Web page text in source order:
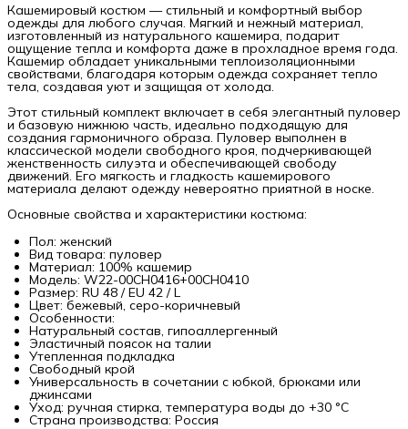
Кашемировый костюм — стильный и комфортный выбор
одежды для любого случая. Мягкий и нежный материал,
изготовленный из натурального кашемира, подарит
ощущение тепла и комфорта даже в прохладное время года.
Кашемир обладает уникальными теплоизоляционными
свойствами, благодаря которым одежда сохраняет тепло
тела, создавая уют и защищая от холода.
Этот стильный комплект включает в себя элегантный пуловер
и базовую нижнюю часть, идеально подходящую для
создания гармоничного образа. Пуловер выполнен в
классической модели свободного кроя, подчеркивающей
женственность силуэта и обеспечивающей свободу
движений. Его мягкость и гладкость кашемирового
материала делают одежду невероятно приятной в носке.
Основные свойства и характеристики костюма:
Пол: женский
Вид товара: пуловер
Материал: 100% кашемир
Модель: W22-00CH0416+00CH0410
Размер: RU 48 / EU 42 / L
Цвет: бежевый, серо-коричневый
Особенности:
Натуральный состав, гипоаллергенный
Эластичный поясок на талии
Утепленная подкладка
Свободный крой
Универсальность в сочетании с юбкой, брюками или
джинсами
Уход: ручная стирка, температура воды до +30 °C
Страна производства: Россия